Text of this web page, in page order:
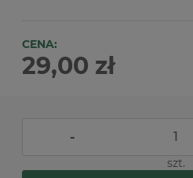
CENA:
29,00 zł
-
szt.